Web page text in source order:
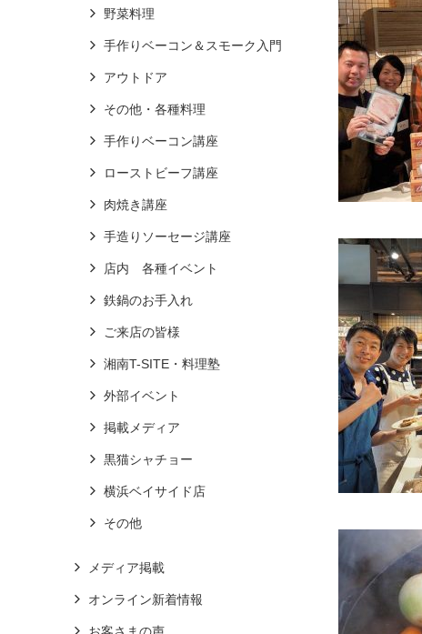
野菜料理
手作りベーコン＆スモーク入門
アウトドア
その他・各種料理
手作りベーコン講座
ローストビーフ講座
肉焼き講座
手造りソーセージ講座
店内 各種イベント
鉄鍋のお手入れ
ご来店の皆様
湘南T-SITE・料理塾
外部イベント
掲載メディア
黒猫シャチョー
横浜ベイサイド店
その他
メディア掲載
オンライン新着情報